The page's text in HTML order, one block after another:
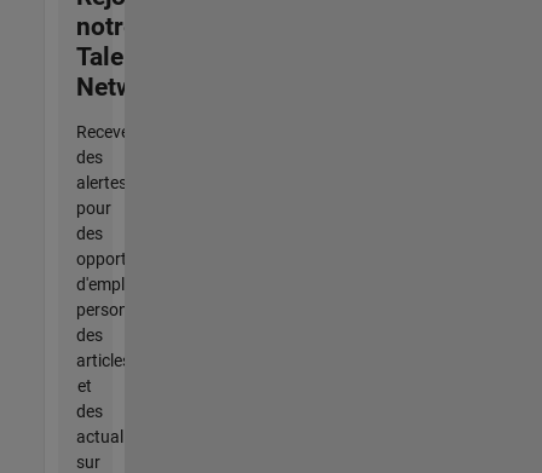
notre
Talent
Network
Recevez
des
alertes
pour
des
opportunités
d'emploi
personnalisées,
des
articles
et
des
actualités
sur